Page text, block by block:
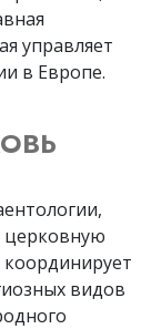
управляет
в Европе.
церковную
координирует
видов